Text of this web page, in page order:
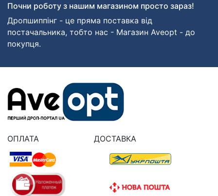
Почни роботу з нашим магазином просто зараз!
Дропшиппінг - це пряма поставка від
постачальника, тобто нас - Магазин Aveopt - до
покупця.
ОПЛАТА ДОСТАВКА